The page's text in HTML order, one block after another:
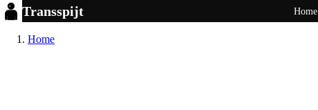
Transspijt Home
Home